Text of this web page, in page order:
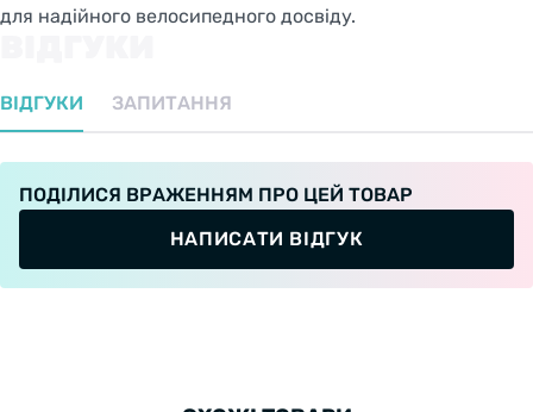
для надійного велосипедного досвіду.
ВІДГУКИ ЗАПИТАННЯ
ПОДІЛИСЯ ВРАЖЕННЯМ ПРО ЦЕЙ ТОВАР
НАПИСАТИ ВІДГУК